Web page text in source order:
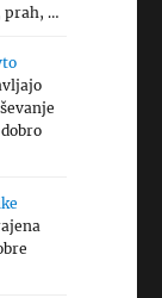
prah, …